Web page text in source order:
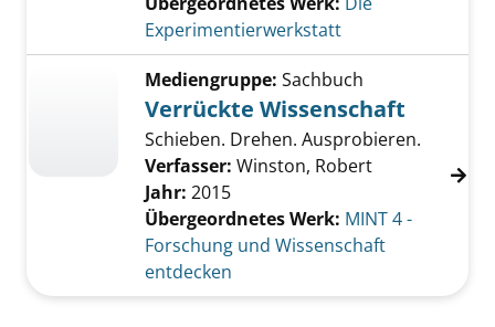
Experimentierwerkstatt
Mediengruppe: Sachbuch
Verrückte Wissenschaft
Schieben. Drehen. Ausprobieren.
Verfasser: Winston, Robert
Jahr: 2015
Übergeordnetes Werk: MINT 4 -
Forschung und Wissenschaft
entdecken